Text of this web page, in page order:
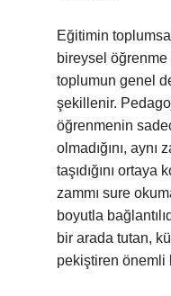
Eğitimin
bireysel
toplumun genel
şekillenir.
öğrenmenin
olmadığını,
taşıdığını ortaya
zammı sure
boyutla
bir arada tutan,
pekiştiren önemli